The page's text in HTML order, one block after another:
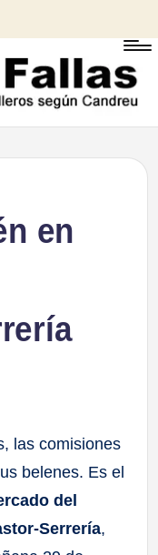
en
las comisiones
belenes. Es el
del
Serrería,